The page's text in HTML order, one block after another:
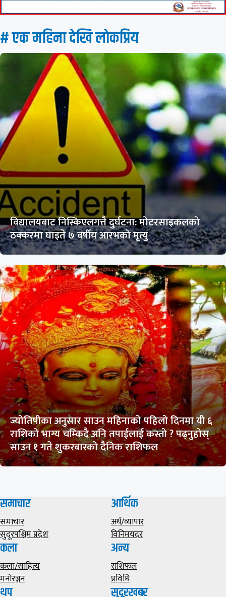
# एक महिना देखि लाेकप्रिय
विद्यालयबाट निस्किएलगत्तै दुर्घटना: मोटरसाइकलको
ठक्करमा घाइते ७ वर्षीय आरभको मृत्यु
ज्योतिषीका अनुसार साउन महिनाको पहिलो दिनमा यी ६
राशिको भाग्य चम्किदै अनि तपाईलाई कस्तो ? पढ्नुहोस्
साउन १ गते शुकरबारको दैनिक राशिफल
समाचार
समाचार
सुदूरपश्चिम प्रदेश
आर्थिक
अर्थ/व्यापार
विनिमयदर
कला
कला/साहित्य
मनोरञ्जन
अन्य
राशिफल
प्रविधि
थप सुदूरखबर